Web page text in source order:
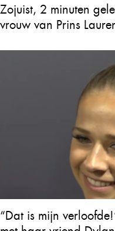
Zojuist, 2 minuten
vrouw van Prins
“Dat is mijn